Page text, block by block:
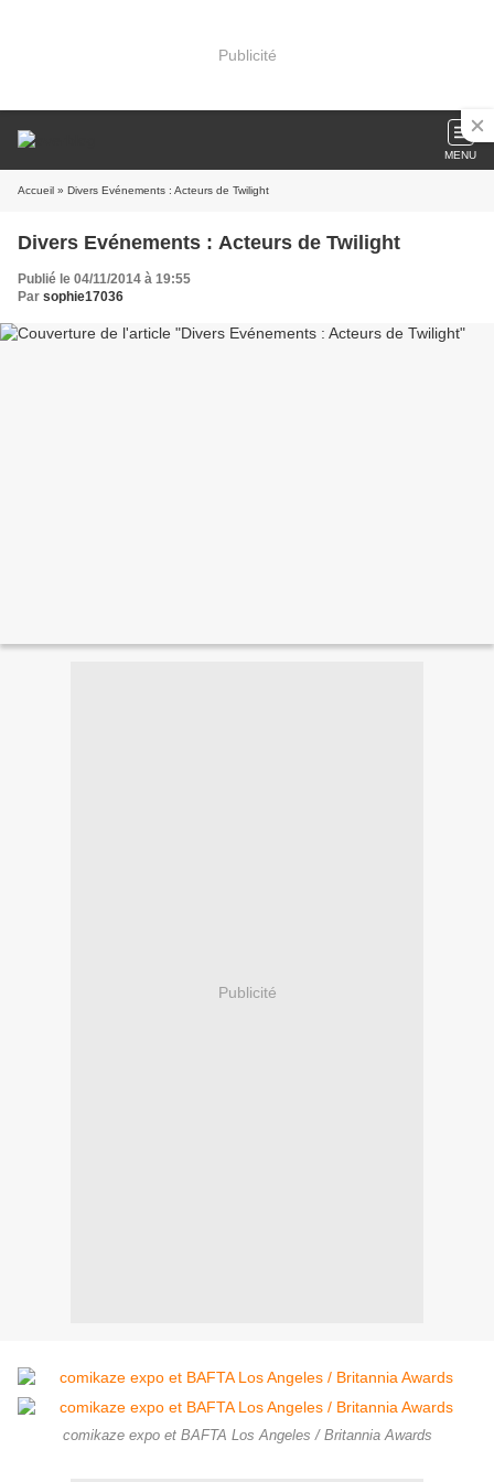
Publicité
MENU
Accueil » Divers Evénements : Acteurs de Twilight
Divers Evénements : Acteurs de Twilight
Publié le 04/11/2014 à 19:55
Par sophie17036
Publicité
comikaze expo et BAFTA Los Angeles / Britannia Awards